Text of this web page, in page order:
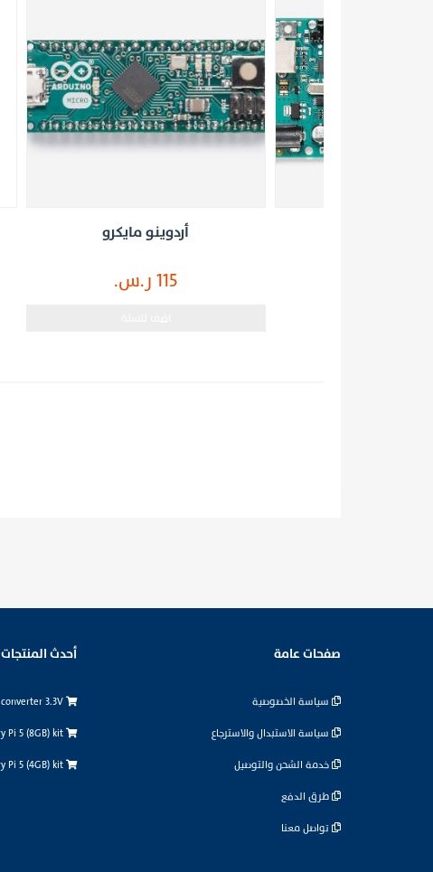
أردوينو مايكرو
صفحات عامة
سياسة الخصوصية
سياسة الاستبدال والاسترجاع
خدمة الشحن والتوصيل
طرق الدفع
تواصل معنا
أحدث المنتجات
logic level converter 3.3V
Raspberry Pi 5 (8GB) kit
Raspberry Pi 5 (4GB) kit